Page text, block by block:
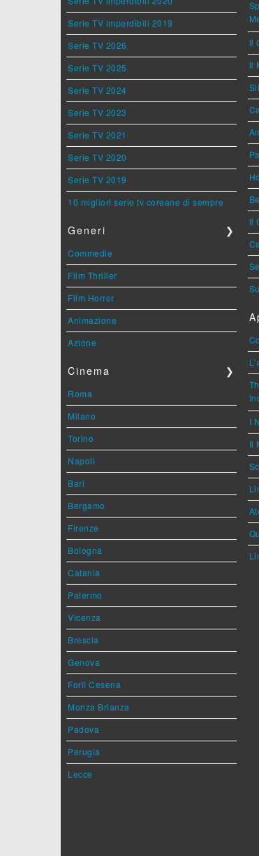
Serie TV imperdibili 2019
Serie TV 2026
Serie TV 2025
Serie TV 2024
Serie TV 2023
Serie TV 2021
Serie TV 2020
Serie TV 2019
10 migliori serie tv coreane di sempre
Generi ❯
Commedie
Film Thriller
Film Horror
Animazione
Azione
Cinema ❯
Roma
Milano
Torino
Napoli
Bari
Bergamo
Firenze
Bologna
Catania
Palermo
Vicenza
Brescia
Genova
Forlì Cesena
Monza Brianza
Padova
Perugia
Lecce
Il
Il
Il
I
Il